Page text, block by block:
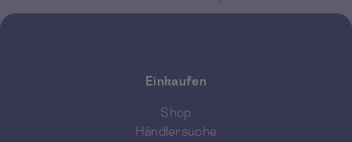
Einkaufen
Shop
Händlersuche